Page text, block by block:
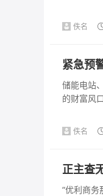
佚名
紧急预
储能电站
的财富风
佚名
正主查
“优利商